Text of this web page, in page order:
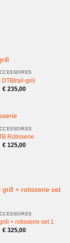
DTBtrail-grill
€235,00
Rotisserie
€125,00
+ rotisserie set 1
€325,00